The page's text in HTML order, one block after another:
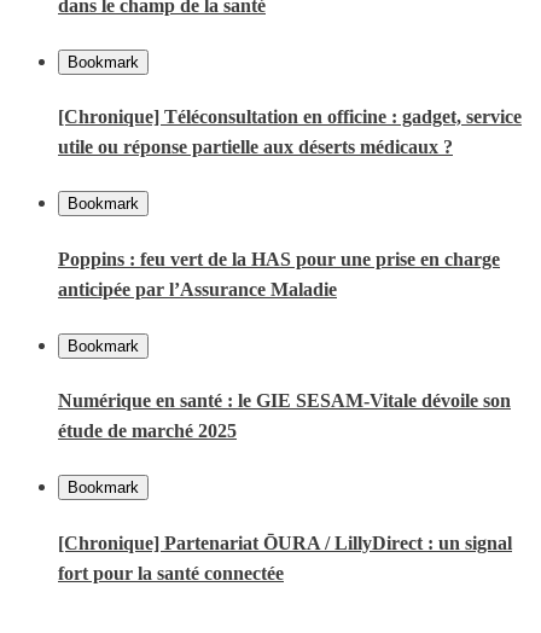
dans le champ de la santé
Bookmark
[Chronique] Téléconsultation en officine : gadget, service
utile ou réponse partielle aux déserts médicaux ?
Bookmark
Poppins : feu vert de la HAS pour une prise en charge
anticipée par l’Assurance Maladie
Bookmark
Numérique en santé : le GIE SESAM-Vitale dévoile son
étude de marché 2025
Bookmark
[Chronique] Partenariat ŌURA / LillyDirect : un signal
fort pour la santé connectée